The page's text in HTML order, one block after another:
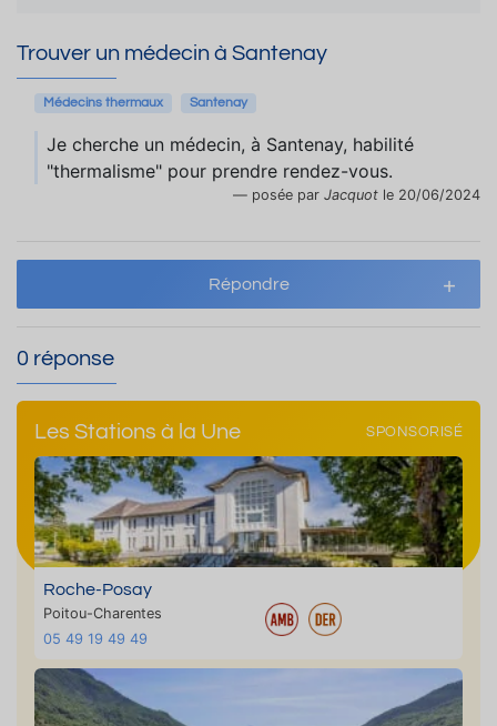
Trouver un médecin à Santenay
Médecins thermaux Santenay
Je cherche un médecin, à Santenay, habilité
"thermalisme" pour prendre rendez-vous.
posée par Jacquot le 20/06/2024
Répondre
0 réponse
Les Stations à la Une SPONSORISÉ
Roche-Posay
Poitou-Charentes
05 49 19 49 49